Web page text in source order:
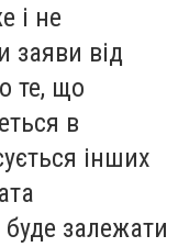
і не
заяви від
те, що
в
інших
залежати